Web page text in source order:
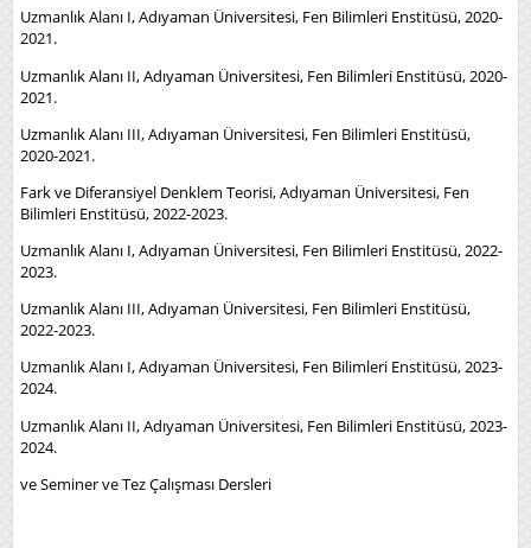
Uzmanlık Alanı I, Adıyaman Üniversitesi, Fen Bilimleri Enstitüsü, 2020-
2021.
Uzmanlık Alanı II, Adıyaman Üniversitesi, Fen Bilimleri Enstitüsü, 2020-
2021.
Uzmanlık Alanı III, Adıyaman Üniversitesi, Fen Bilimleri Enstitüsü,
2020-2021.
Fark ve Diferansiyel Denklem Teorisi, Adıyaman Üniversitesi, Fen
Bilimleri Enstitüsü, 2022-2023.
Uzmanlık Alanı I, Adıyaman Üniversitesi, Fen Bilimleri Enstitüsü, 2022-
2023.
Uzmanlık Alanı III, Adıyaman Üniversitesi, Fen Bilimleri Enstitüsü,
2022-2023.
Uzmanlık Alanı I, Adıyaman Üniversitesi, Fen Bilimleri Enstitüsü, 2023-
2024.
Uzmanlık Alanı II, Adıyaman Üniversitesi, Fen Bilimleri Enstitüsü, 2023-
2024.
ve Seminer ve Tez Çalışması Dersleri